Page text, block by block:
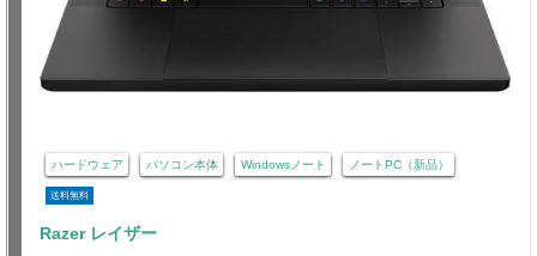
ハードウェア パソコン本体 Windowsノート ノートPC（新品）
送料無料
Razer レイザー